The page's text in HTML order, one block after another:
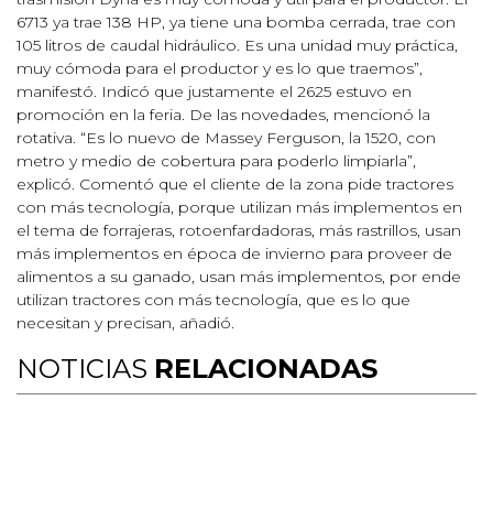
6713 ya trae 138 HP, ya tiene una bomba cerrada, trae con
105 litros de caudal hidráulico. Es una unidad muy práctica,
muy cómoda para el productor y es lo que traemos”,
manifestó. Indicó que justamente el 2625 estuvo en
promoción en la feria. De las novedades, mencionó la
rotativa. “Es lo nuevo de Massey Ferguson, la 1520, con
metro y medio de cobertura para poderlo limpiarla”,
explicó. Comentó que el cliente de la zona pide tractores
con más tecnología, porque utilizan más implementos en
el tema de forrajeras, rotoenfardadoras, más rastrillos, usan
más implementos en época de invierno para proveer de
alimentos a su ganado, usan más implementos, por ende
utilizan tractores con más tecnología, que es lo que
necesitan y precisan, añadió.
NOTICIAS RELACIONADAS